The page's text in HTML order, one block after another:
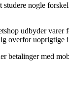
nogle
udbyder
overfor uoprigtige
betalinger med